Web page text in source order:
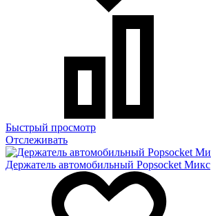
Быстрый просмотр
Отслеживать
Держатель автомобильный Popsocket Микс